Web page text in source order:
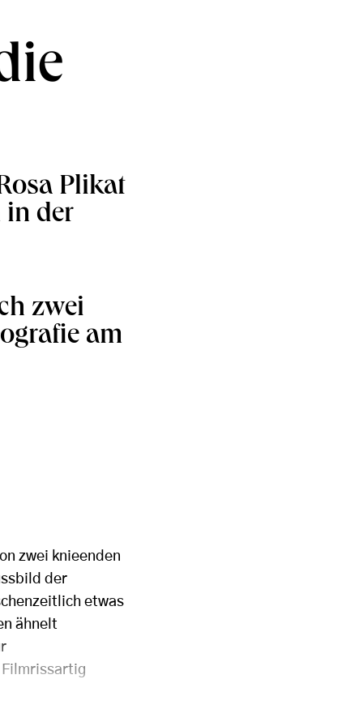
Plikat
in der
zwei
am
zwei knieenden
der
etwas
ähnelt
Filmrissartig